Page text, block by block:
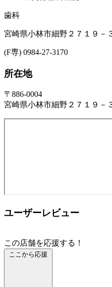
歯科
宮崎県小林市細野２７１９－
(F専) 0984-27-3170
所在地
〒886-0004
宮崎県小林市細野２７１９－
ユーザーレビュー
この店舗を応援する！
ここから応援